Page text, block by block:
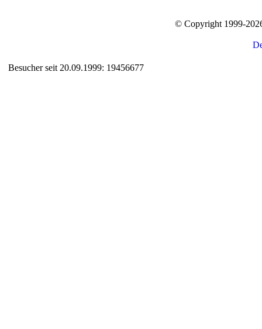
© Copyright 1999-
Besucher seit 20.09.1999: 19456677